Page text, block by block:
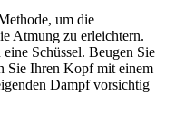
um die
Atmung zu erleichtern.
Schüssel. Beugen Sie
Sie Ihren Kopf mit einem
Dampf vorsichtig